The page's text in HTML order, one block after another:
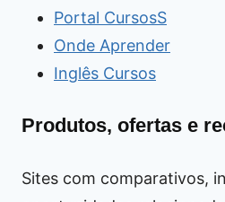
Portal CursosS
Onde Aprender
Inglês Cursos
Produtos, ofertas e
Sites com comparativos,